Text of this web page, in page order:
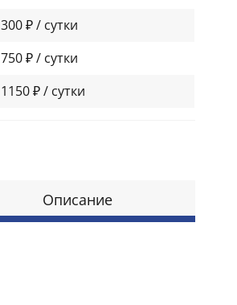
300 ₽ / сутки
750 ₽ / сутки
1150 ₽ / сутки
Описание